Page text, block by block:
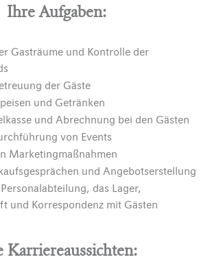
Ihre Aufgaben:
Gasträume und Kontrolle der
der Gäste
und Getränken
und Abrechnung bei den Gästen
von Events
Marketingmaßnahmen
und Angebotserstellung
das Lager,
und Korrespondenz mit Gästen
Karriereaussichten: